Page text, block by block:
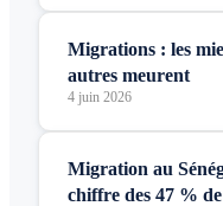
Migrations : les
autres meurent
4 juin 2026
Migration au
chiffre des 47 % de